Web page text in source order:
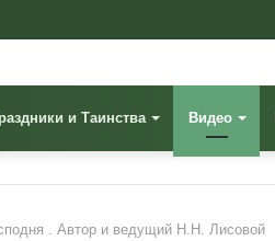
и Таинства Видео
. Автор и ведущий Н.Н. Лисовой